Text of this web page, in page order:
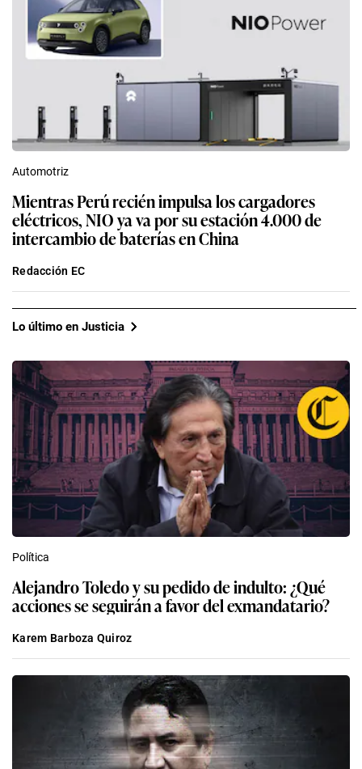
Automotriz
Mientras Perú recién impulsa los cargadores
eléctricos, NIO ya va por su estación 4.000 de
intercambio de baterías en China
Redacción EC
Lo último en Justicia
Política
Alejandro Toledo y su pedido de indulto: ¿Qué
acciones se seguirán a favor del exmandatario?
Karem Barboza Quiroz